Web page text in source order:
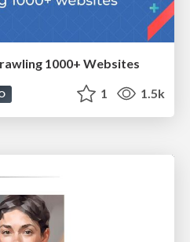
1000+ Websites
1 1.5k